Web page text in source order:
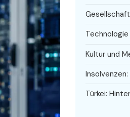
Kultur und
Türkei: